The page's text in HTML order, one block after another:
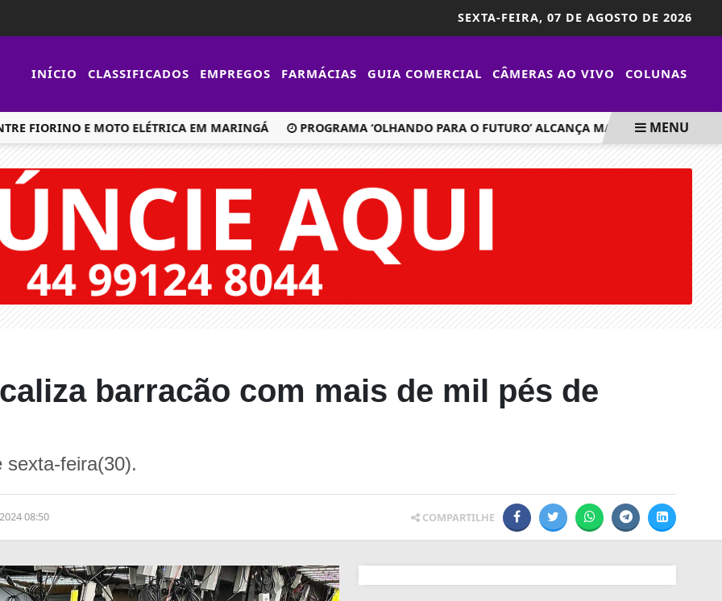
SEXTA-FEIRA, 07 DE AGOSTO DE 2026
INÍCIO CLASSIFICADOS EMPREGOS FARMÁCIAS GUIA COMERCIAL CÂMERAS AO VIVO COLUNAS
FIORINO E MOTO ELÉTRICA EM MARINGÁ PROGRAMA ‘OLHANDO PARA O FUTURO’ ALCANÇA MARCA DE MIL ÓCULOS
MENU
barracão com mais de mil pés de
sexta-feira(30).
08:50 COMPARTILHE